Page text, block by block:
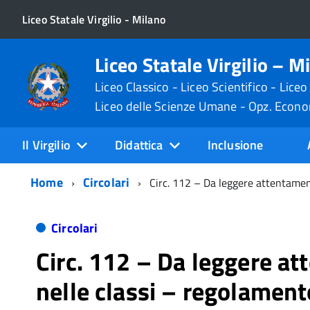
Liceo Statale Virgilio - Milano
Liceo Statale Virgilio –
Liceo Classico - Liceo Scientifico -
Liceo delle Scienze Umane - Opz.
Il Virgilio Didattica Inclusione
Home
Circolari Circ. 112 – Da leggere
Circolari
Circ. 112 – Da leggere
nelle classi –